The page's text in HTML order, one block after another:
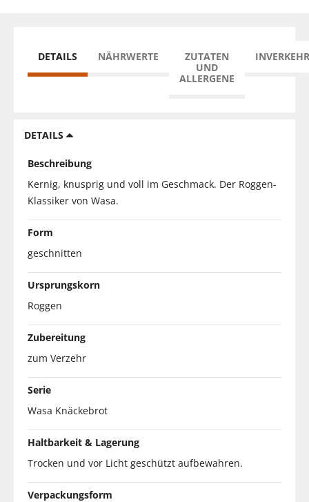
DETAILS NÄHRWERTE
ZUTATEN
UND
ALLERGENE
DETAILS
Beschreibung
Kernig, knusprig und voll im Geschmack. Der Roggen-
Klassiker von Wasa.
Form
geschnitten
Ursprungskorn
Roggen
Zubereitung
zum Verzehr
Serie
Wasa Knäckebrot
Haltbarkeit & Lagerung
Trocken und vor Licht geschützt aufbewahren.
Verpackungsform